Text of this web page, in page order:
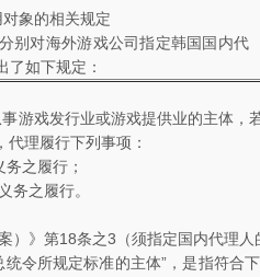
象的相关规定
别对海外游戏公司指定韩国国内代
了如下规定：
游戏发行业或游戏提供业的主体，
代理履行下列事项：
之履行；
务之履行。
）》第18条之3（须指定国内代理
令所规定标准的主体”，是指符合